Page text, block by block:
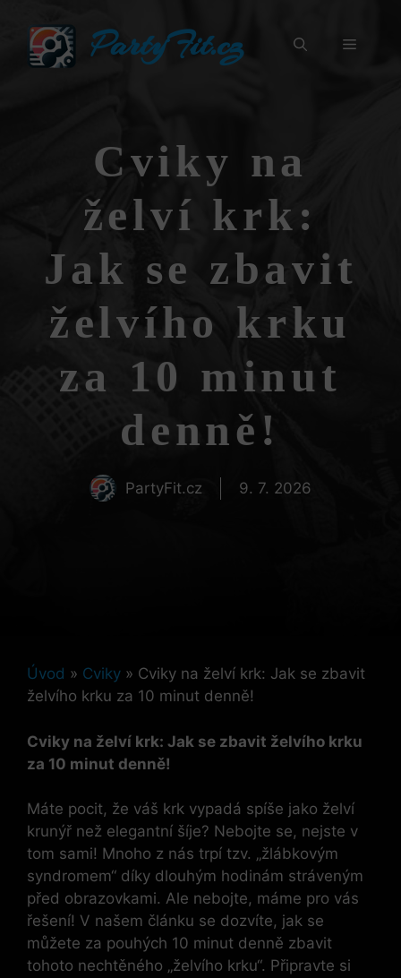
obsah
PartyFit.cz Menu
Cviky na
želví krk:
Jak se zbavit
želvího krku
za 10 minut
denně!
PartyFit.cz 9. 7. 2026
Úvod » Cviky » Cviky na želví krk: Jak se zbavit
želvího krku za 10 minut denně!
Cviky na želví krk: Jak se zbavit želvího krku
za 10 minut denně!
Máte pocit, že váš krk vypadá spíše jako želví
krunýř než elegantní šíje? Nebojte se, nejste v
tom sami! Mnoho z nás trpí tzv. „žlábkovým
syndromem“ díky dlouhým hodinám stráveným
před obrazovkami. Ale nebojte, máme pro vás
řešení! V našem článku se dozvíte, jak se
můžete za pouhých 10 minut denně zbavit
tohoto nechtěného „želvího krku“. Připravte si